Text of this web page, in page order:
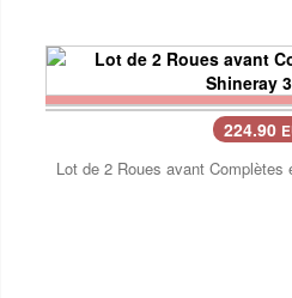
224.90
Lot de 2 Roues avant Complètes